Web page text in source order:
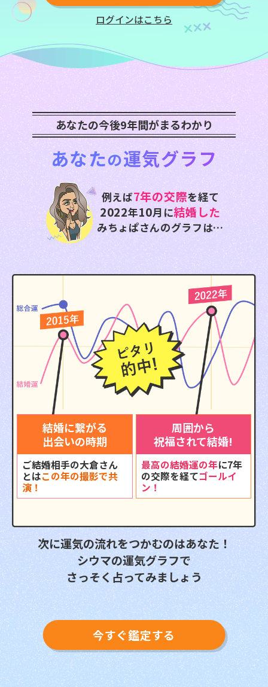
ログインはこちら
あなたの今後9年間がまるわかり
あなたの運気グラフ
例えば7年の交際を経て
2022年10月に結婚した
みちょぱさんのグラフは…
結婚に繋がる
出会いの時期
ご結婚相手の大倉さん
とはこの年の撮影で共
演！
周囲から
祝福されて結婚!
最高の結婚運の年に7年
の交際を経てゴールイ
ン！
次に運気の流れをつかむのはあなた！
シウマの運気グラフで
さっそく占ってみましょう
今すぐ鑑定する